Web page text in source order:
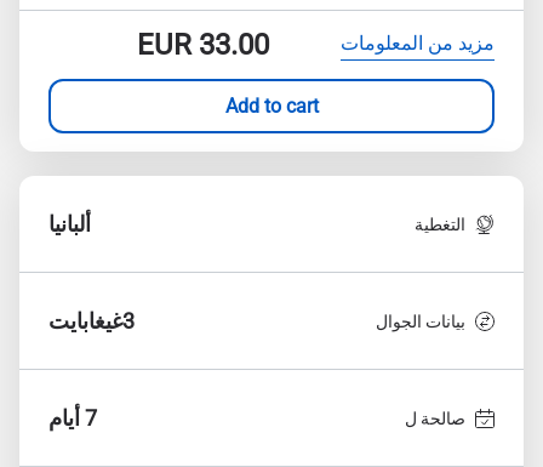
مزيد من المعلومات EUR33.00
Add to cart
التغطية ألبانيا
بيانات الجوال 3غيغابايت
صالحة ل 7 أيام